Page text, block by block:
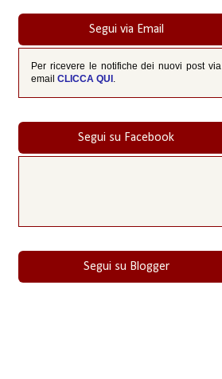
Segui via Email
Per ricevere le notifiche dei nuovi post via
email CLICCA QUI .
Segui su Facebook
Segui su Blogger